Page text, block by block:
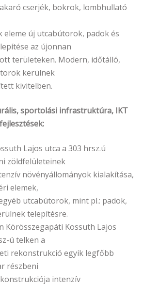
cserjék, bokrok, lombhullató
eleme új utcabútorok, padok és
az újonnan
területeken. Modern, időtálló,
kerülnek
kivitelben.
sportolási infrastruktúra, IKT
Lajos utca a 303 hrsz.ú
zöldfelületeinek
növényállományok kialakítása,
elemek,
utcabútorok, mint pl.: padok,
telepítésre.
Körösszegapáti Kossuth Lajos
ú telken a
rekonstrukció egyik legfőbb
részbeni
intenzív